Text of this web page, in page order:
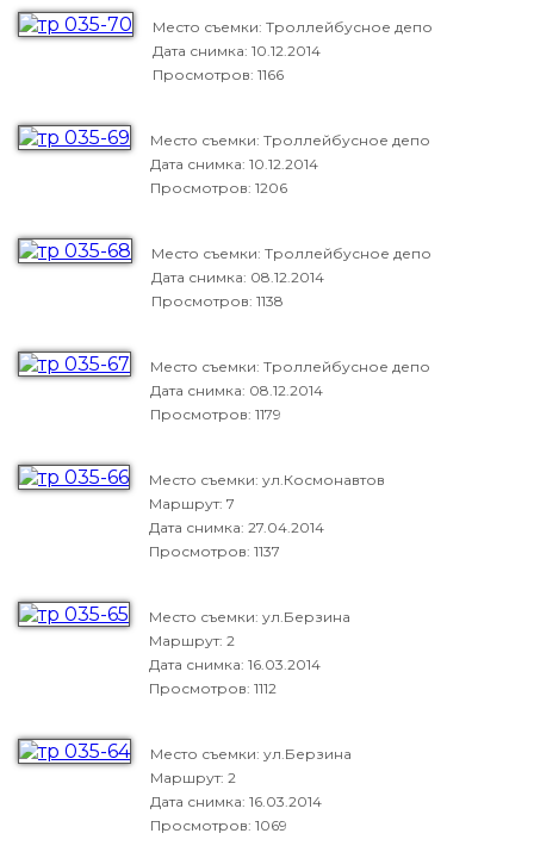
Место съемки: Троллейбусное депо
Дата снимка: 10.12.2014
Просмотров: 1166
Место съемки: Троллейбусное депо
Дата снимка: 10.12.2014
Просмотров: 1206
Место съемки: Троллейбусное депо
Дата снимка: 08.12.2014
Просмотров: 1138
Место съемки: Троллейбусное депо
Дата снимка: 08.12.2014
Просмотров: 1179
Место съемки: ул.Космонавтов
Маршрут: 7
Дата снимка: 27.04.2014
Просмотров: 1137
Место съемки: ул.Берзина
Маршрут: 2
Дата снимка: 16.03.2014
Просмотров: 1112
Место съемки: ул.Берзина
Маршрут: 2
Дата снимка: 16.03.2014
Просмотров: 1069